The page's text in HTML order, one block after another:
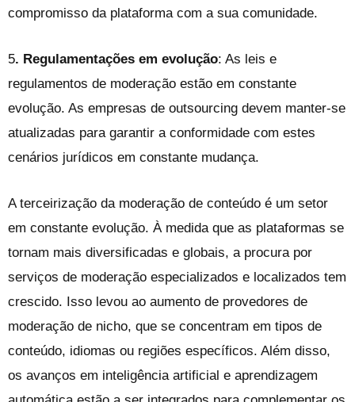
compromisso da plataforma com a sua comunidade.
5. Regulamentações em evolução: As leis e
regulamentos de moderação estão em constante
evolução. As empresas de outsourcing devem manter-se
atualizadas para garantir a conformidade com estes
cenários jurídicos em constante mudança.
A terceirização da moderação de conteúdo é um setor
em constante evolução. À medida que as plataformas se
tornam mais diversificadas e globais, a procura por
serviços de moderação especializados e localizados tem
crescido. Isso levou ao aumento de provedores de
moderação de nicho, que se concentram em tipos de
conteúdo, idiomas ou regiões específicos. Além disso,
os avanços em inteligência artificial e aprendizagem